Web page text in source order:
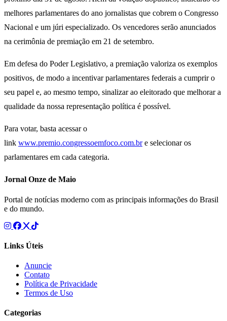
melhores parlamentares do ano jornalistas que cobrem o Congresso
Nacional e um júri especializado. Os vencedores serão anunciados
na cerimônia de premiação em 21 de setembro.
Em defesa do Poder Legislativo, a premiação valoriza os exemplos
positivos, de modo a incentivar parlamentares federais a cumprir o
seu papel e, ao mesmo tempo, sinalizar ao eleitorado que melhorar a
qualidade da nossa representação política é possível.
Para votar, basta acessar o
link www.premio.congressoemfoco.com.bre selecionar os
parlamentares em cada categoria.
Jornal Onze de Maio
Portal de notícias moderno com as principais informações do Brasil
e do mundo.
Links Úteis
Anuncie
Contato
Política de Privacidade
Termos de Uso
Categorias